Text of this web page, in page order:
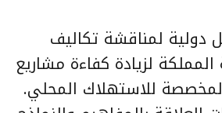
دولية لمناقشة تكاليف
لزيادة كفاءة مشاريع
المخصصة للاستهلاك المحلي.